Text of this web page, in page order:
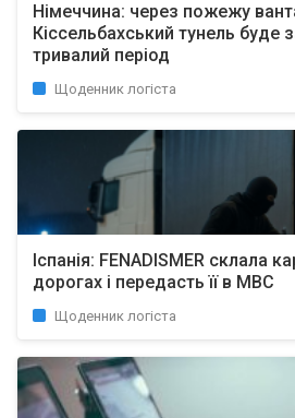
Німеччина: через пожежу
Кіссельбахський тунель буде
тривалий період
Щоденник логіста
Іспанія: FENADISMER склала
дорогах і передасть її в МВС
Щоденник логіста